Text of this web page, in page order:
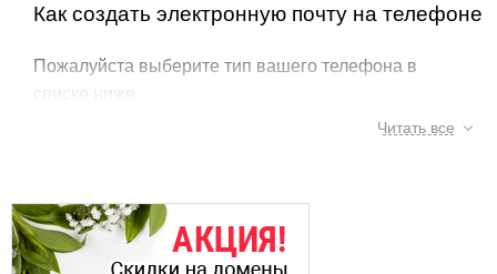
Как создать электронную почту на телефоне
Пожалуйста выберите тип вашего телефона в
списке ниже.
Читать все